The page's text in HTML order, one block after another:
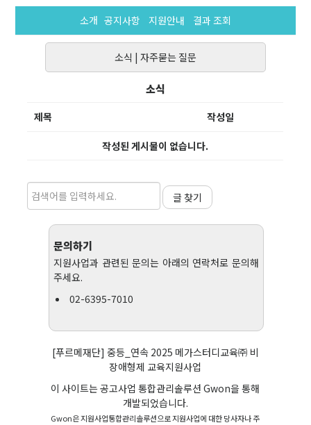
소개 공지사항 지원안내 결과 조회
소식 | 자주묻는 질문
소식
제목 작성일
작성된 게시물이 없습니다.
글 찾기
문의하기
지원사업과 관련된 문의는 아래의 연락처로 문의해
주세요.
02-6395-7010
[푸르메재단] 중등_연속 2025 메가스터디교육㈜ 비
장애형제 교육지원사업
이 사이트는 공고사업 통합관리솔루션Gwon을 통해
개발되었습니다.
Gwon은 지원사업통합관리솔루션으로 지원사업에 대한 당사자나 주